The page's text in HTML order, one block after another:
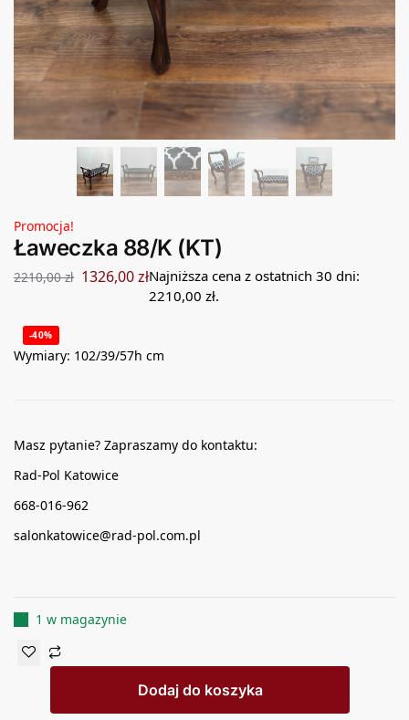
Promocja!
Ławeczka 88/K (KT)
2210,00zł 1326,00złNajniższa cena z ostatnich 30 dni:
2210,00 zł.
-40%
Wymiary: 102/39/57h cm
Masz pytanie? Zapraszamy do kontaktu:
Rad-Pol Katowice
668-016-962
salonkatowice@rad-pol.com.pl
1 w magazynie
Dodaj do koszyka